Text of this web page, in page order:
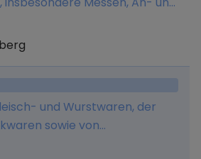
Betrieb eigener
und Mediaplanung,
dem Unternehmenszweck
den Vertrieb von
und Wurstwaren, der
sowie von